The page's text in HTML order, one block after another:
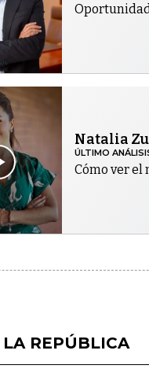
Natalia
ÚLTIMO
Cómo ver el
LA REPÚBLICA